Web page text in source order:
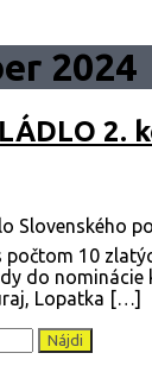
2024
2.
Slovenského
počtom 10
do
Lopatka […]